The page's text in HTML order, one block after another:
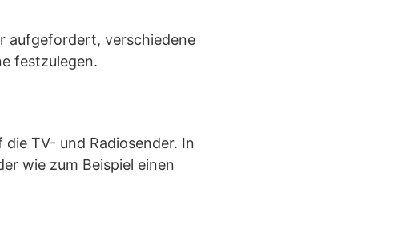
aufgefordert, verschiedene
festzulegen.
TV- und Radiosender. In
wie zum Beispiel einen